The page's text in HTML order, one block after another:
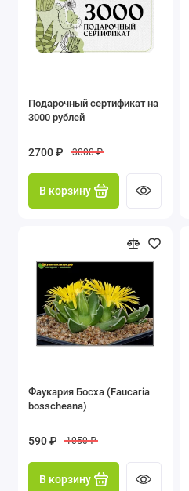
Подарочный сертификат на
3000 рублей
2700 ₽ 3000 ₽
В корзину
Фаукария Босха (Faucaria
bosscheana)
590 ₽ 1050 ₽
В корзину